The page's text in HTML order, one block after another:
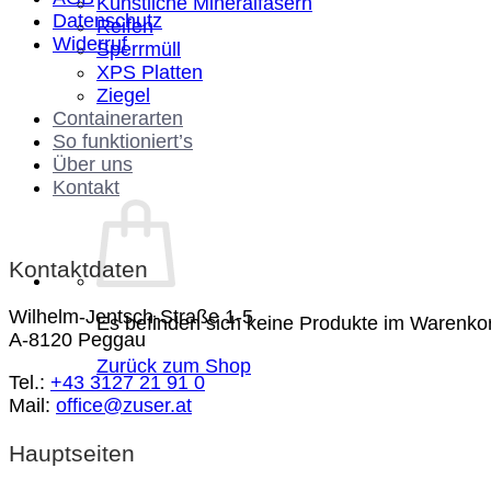
Reifen
Sperrmüll
XPS Platten
Ziegel
Containerarten
So funktioniert’s
Über uns
Kontakt
Es befinden sich keine Produkte im
Zurück zum Shop
Datenschutz
Widerruf
Kontaktdaten
Wilhelm-Jentsch-Straße 1-5
A-8120 Peggau
Tel.: +43 3127 21 91 0
Mail: office@zuser.at
Hauptseiten